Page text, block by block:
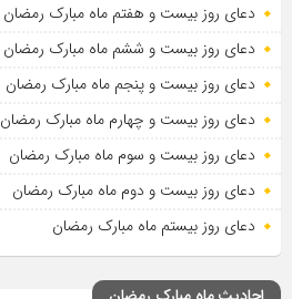
دعای روز بیست و هفتم ماه مبارک رمضان
دعای روز بیست و ششم ماه مبارک رمضان
دعای روز بیست و پنجم ماه مبارک رمضان
دعای روز بیست و چهارم ماه مبارک رمضان
دعای روز بیست و سوم ماه مبارک رمضان
دعای روز بیست و دوم ماه مبارک رمضان
دعای روز بیستم ماه مبارک رمضان